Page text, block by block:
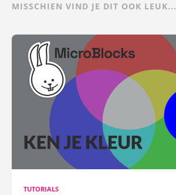
MISSCHIEN VIND JE DIT OOK LEUK...
TUTORIALS